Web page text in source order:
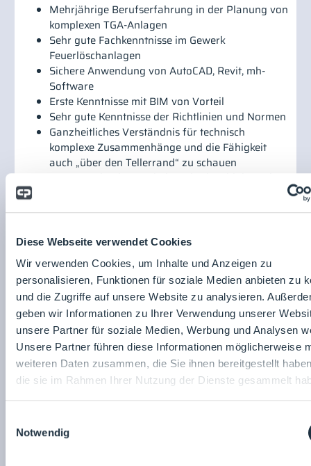
Diese Webseite verwendet Cookies
Wir verwenden Cookies, um Inhalte und Anzeigen zu
personalisieren, Funktionen für soziale Medien anbieten zu
und die Zugriffe auf unsere Website zu analysieren.
geben wir Informationen zu Ihrer Verwendung unserer
unsere Partner für soziale Medien, Werbung und Analysen
Unsere Partner führen diese Informationen möglicherweise
weiteren Daten zusammen, die Sie ihnen bereitgestellt
die sie im Rahmen Ihrer Nutzung der Dienste gesammelt
Notwendig
Mehrjährige Berufserfahrung in der Planung von
komplexen TGA-Anlagen
Sehr gute Fachkenntnisse im Gewerk
Feuerlöschanlagen
Sichere Anwendung von AutoCAD, Revit, mh-
Software
Erste Kenntnisse mit BIM von Vorteil
Sehr gute Kenntnisse der Richtlinien und Normen
Ganzheitliches Verständnis für technisch
komplexe Zusammenhänge und die Fähigkeit
auch „über den Tellerrand“ zu schauen
Kundenorientierung und Zuverlässigkeit
Schrift, gute Englischkenntnisse von Vorteil
einem Unternehmen, welches an
innovativen Großprojekten für weltbekannte
Kunden arbeitet
*Bei CRC zählt der Mensch! Wir setzen auf
Chancengleichheit und Vielfalt und nehmen Abstand
von jeglicher Art der Diskriminierung. Wir denken nicht
in Kategorien wie Geschlecht, Alter, ethnische Herkunft,
Religion, sexuelle Identität oder Behinderung.